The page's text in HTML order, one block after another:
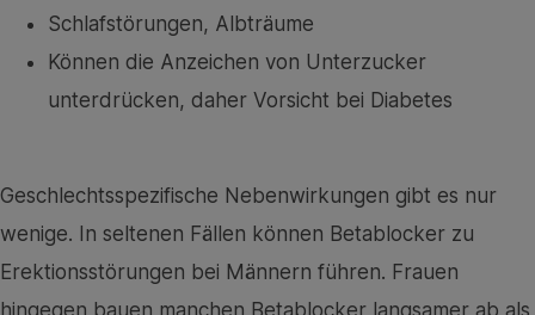
Schlafstörungen, Albträume
Können die Anzeichen von Unterzucker
unterdrücken, daher Vorsicht bei Diabetes
Geschlechtsspezifische Nebenwirkungen gibt es nur
wenige. In seltenen Fällen können Betablocker zu
Erektionsstörungen bei Männern führen. Frauen